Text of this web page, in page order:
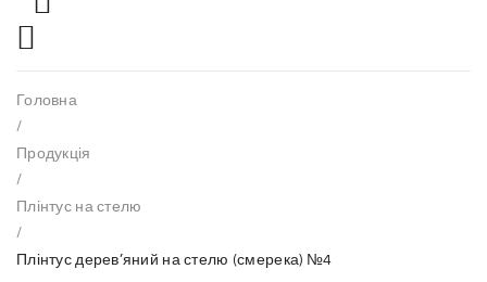
Головна
/
Продукція
/
Плінтус на стелю
/
Плінтус дерев’яний на стелю (смерека) №4